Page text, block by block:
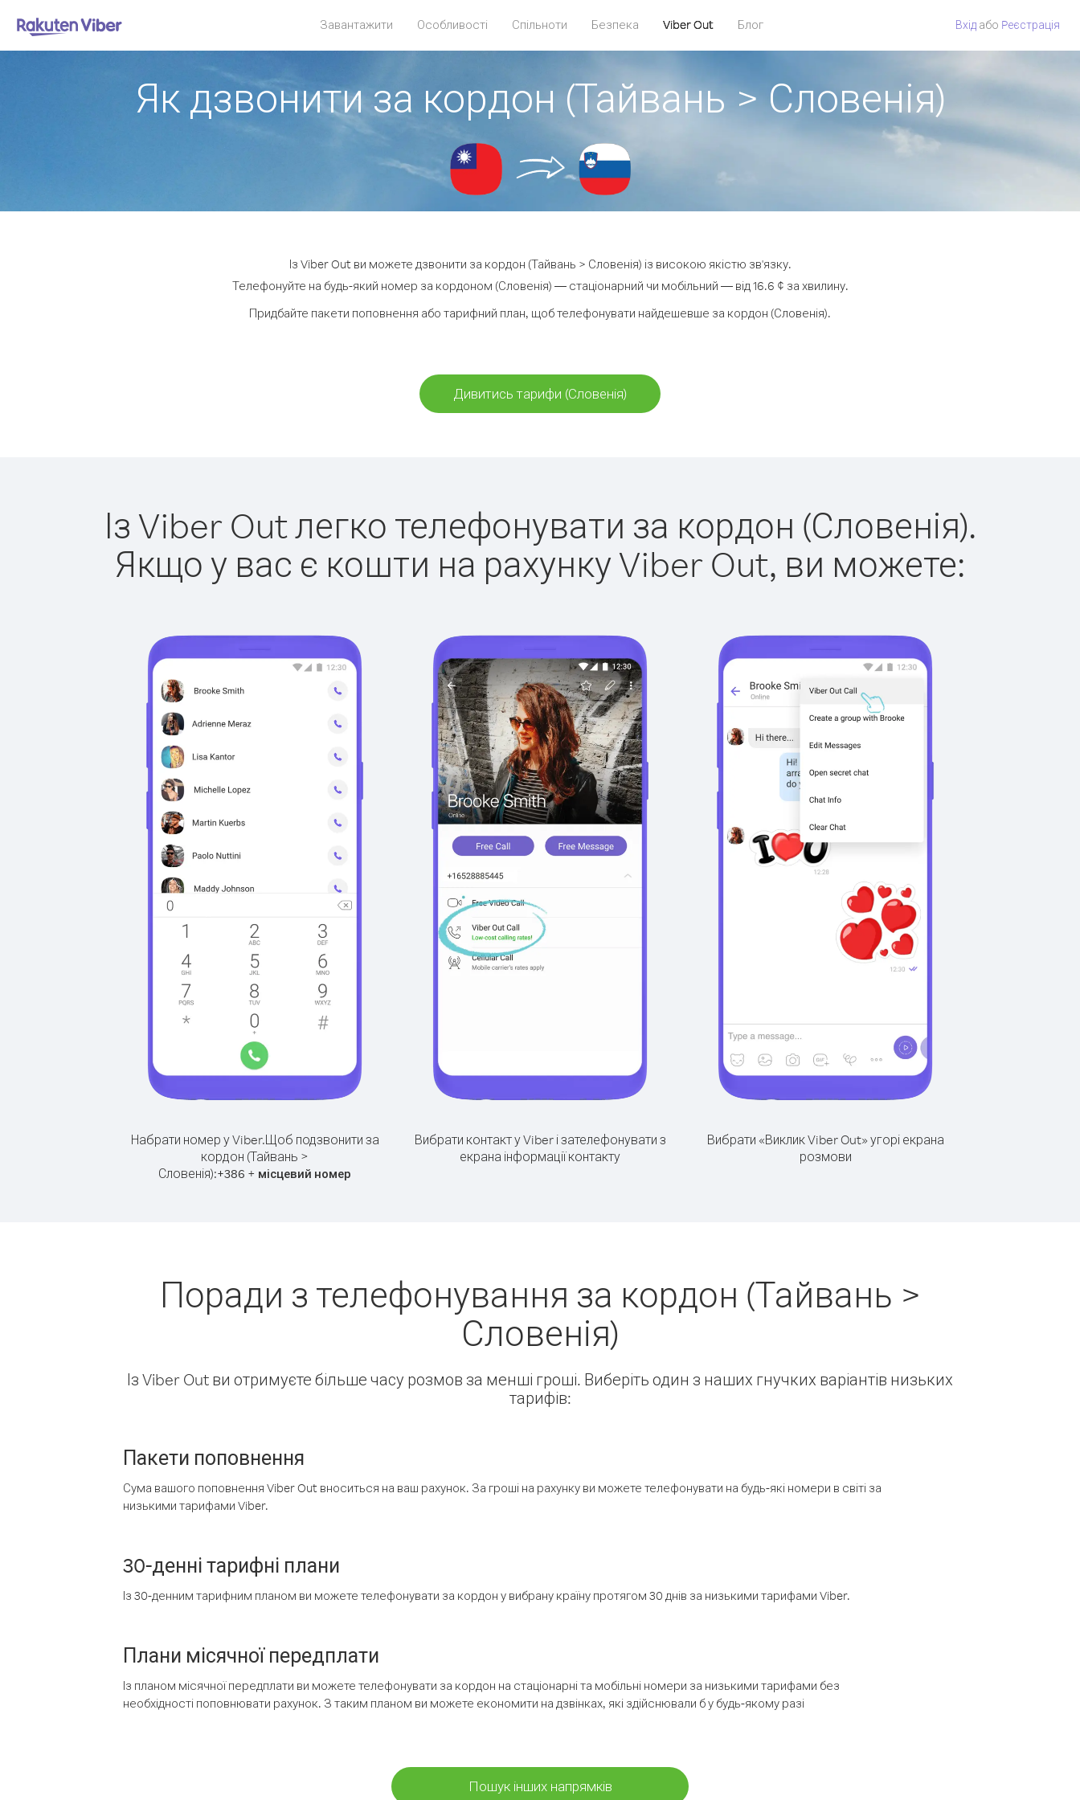
Завантажити Особливості Спільноти Безпека Viber Out Блог Вхід або Pеєстрація
Як дзвонити за кордон (Тайвань > Словенія)
Із Viber Out ви можете дзвонити за кордон (Тайвань > Словенія) із високою якістю зв'язку.
Телефонуйте на будь-який номер за кордоном (Словенія) — стаціонарний чи мобільний — від 16.6 ¢ за хвилину.
Придбайте пакети поповнення або тарифний план, щоб телефонувати найдешевше за кордон (Словенія).
Дивитись тарифи (Словенія)
Із Viber Out легко телефонувати за кордон (Словенія).
Якщо у вас є кошти на рахунку Viber Out, ви можете:
Набрати номер у Viber.Щоб подзвонити за
кордон (Тайвань >
Словенія):+386 + місцевий номер
Вибрати контакт у Viber і зателефонувати з
екрана інформації контакту
Вибрати «Виклик Viber Out» угорі екрана
розмови
Поради з телефонування за кордон (Тайвань >
Словенія)
Із Viber Out ви отримуєте більше часу розмов за менші гроші. Виберіть один з наших гнучких варіантів низьких
тарифів:
Пакети поповнення
Сума вашого поповнення Viber Out вноситься на ваш рахунок. За гроші на рахунку ви можете телефонувати на будь-які номери в світі за
низькими тарифами Viber.
30-денні тарифні плани
Із 30-денним тарифним планом ви можете телефонувати за кордон у вибрану країну протягом 30 днів за низькими тарифами Viber.
Плани місячної передплати
Із планом місячної передплати ви можете телефонувати за кордон на стаціонарні та мобільні номери за низькими тарифами без
необхідності поповнювати рахунок. З таким планом ви можете економити на дзвінках, які здійснювали б у будь-якому разі
Пошук інших напрямків